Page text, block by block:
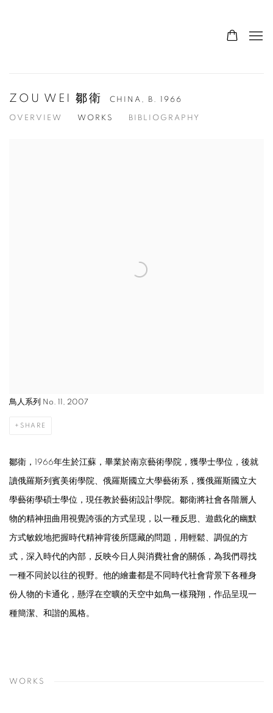
ZOU WEI 鄒衛 CHINA, B. 1966
OVERVIEW WORKS BIBLIOGRAPHY
鳥人系列 No. 11, 2007
SHARE
鄒衛， 1966年生於江蘇，畢業於南京藝術學院，獲學士學位，後就
讀俄羅斯列賓美術學院、俄羅斯國立大學藝術系，獲俄羅斯國立大
學藝術學碩士學位，現任教於藝術設計學院。鄒衛將社會各階層人
物的精神扭曲用視覺誇張的方式呈現，以一種反思、遊戲化的幽默
方式敏銳地把握時代精神背後所隱藏的問題，用輕鬆、調侃的方
式，深入時代的內部，反映今日人與消費社會的關係，為我們尋找
一種不同於以往的視野。他的繪畫都是不同時代社會背景下各種身
份人物的卡通化，懸浮在空曠的天空中如鳥一樣飛翔，作品呈現一
種簡潔、和諧的風格。
WORKS